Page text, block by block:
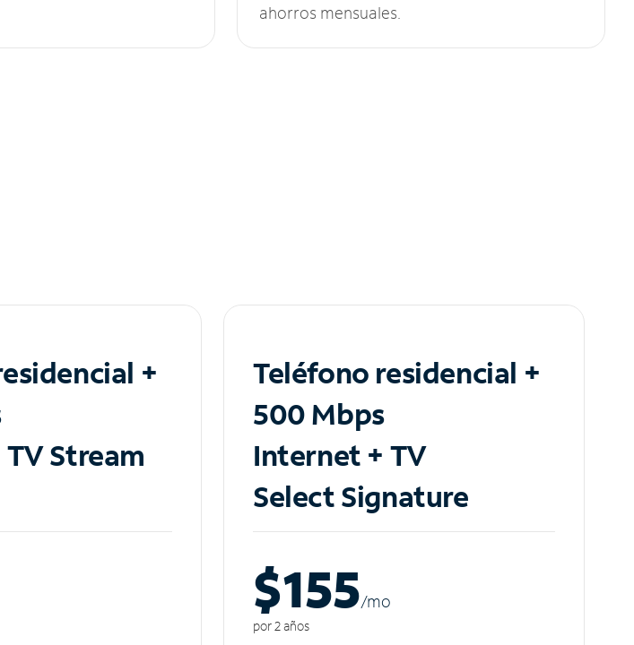
ahorros mensuales.
+
Stream
Teléfono residencial +
500 Mbps
Internet + TV
Select Signature
$155/mo
por 2 años